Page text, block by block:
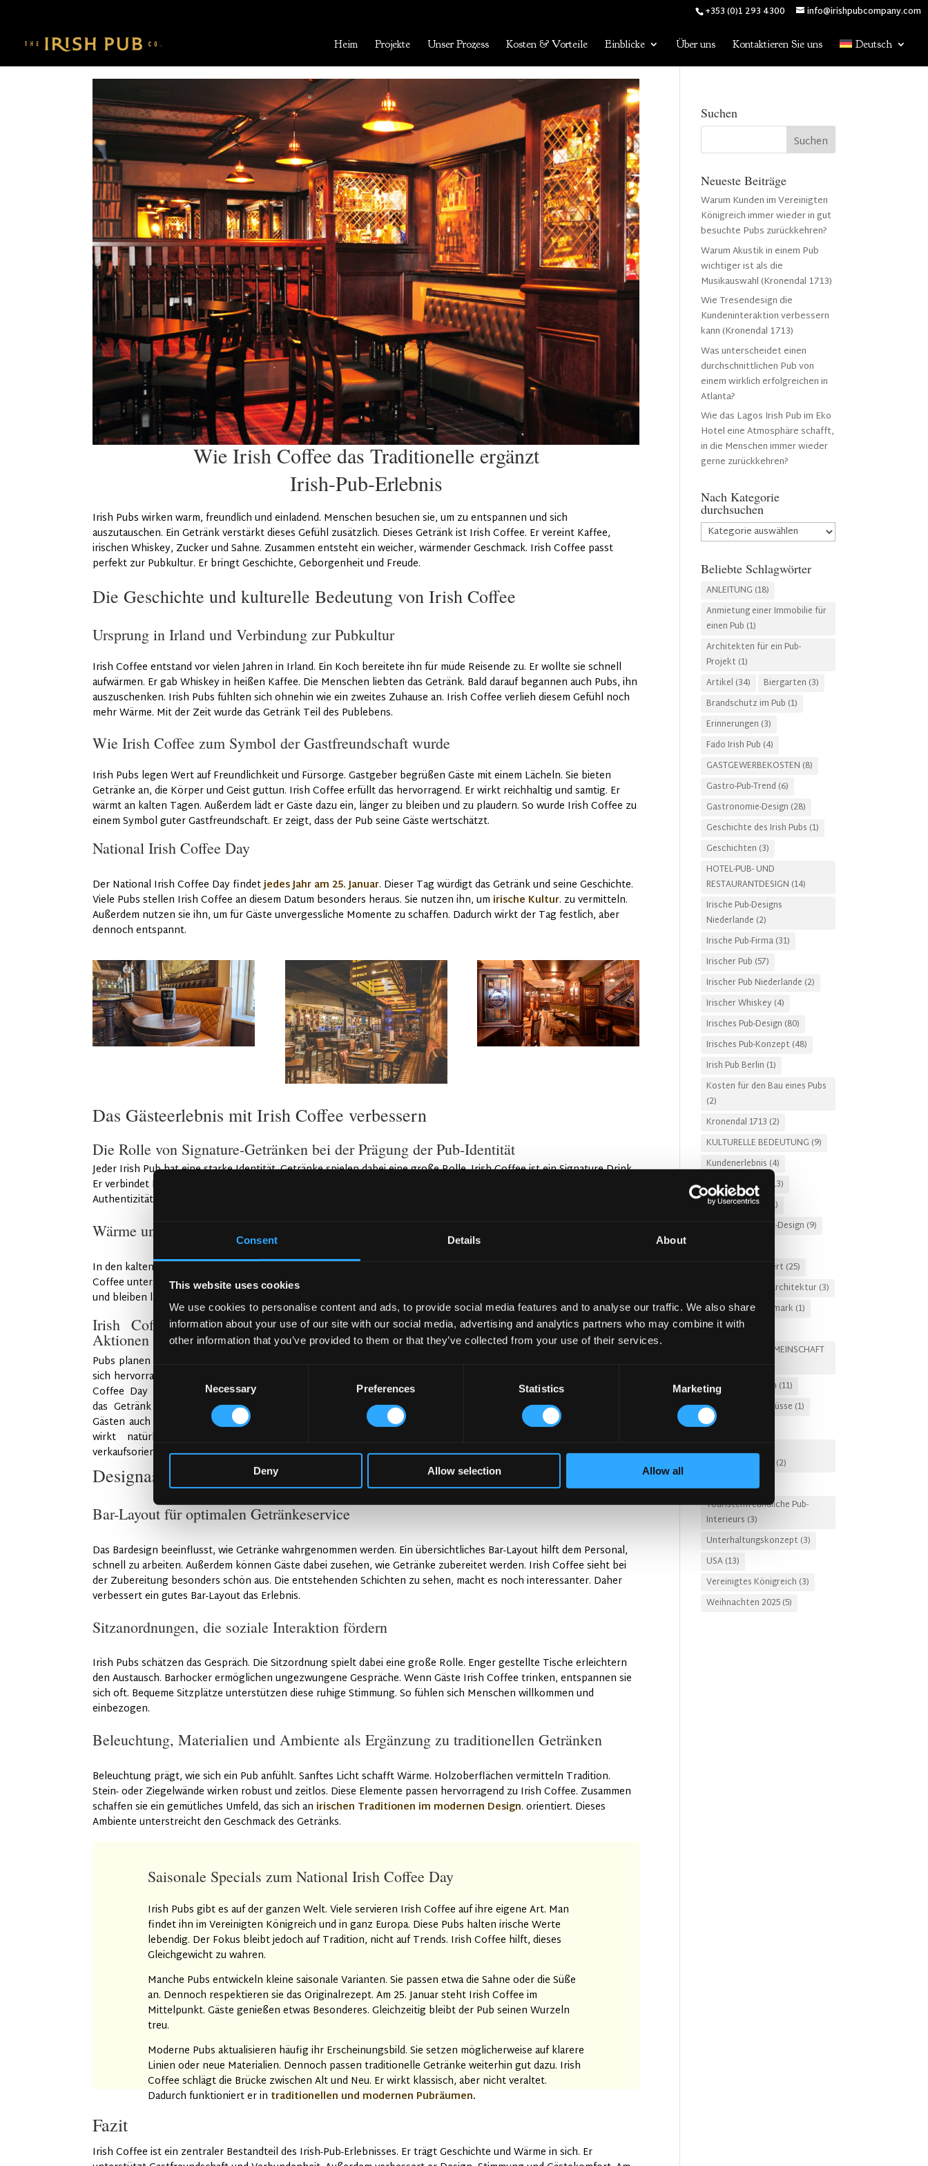
Consent Details About
This website uses cookies
We use cookies to personalise content and ads, to provide social media features and to analyse our traffic. We also share
information about your use of our site with our social media, advertising and analytics partners who may combine it with
other information that you’ve provided to them or that they’ve collected from your use of their services.
Consent
Necessary Preferences Statistics Marketing
Deny Allow selection Allow all
+353 (0)1 293 4300 info@irishpubcompany.com
Heim Projekte Unser Prozess Kosten & Vorteile Einblicke Über uns Kontaktieren Sie uns Deutsch
Wie Irish Coffee das Traditionelle ergänzt
Irish-Pub-Erlebnis
Irish Pubs wirken warm, freundlich und einladend. Menschen besuchen sie, um zu entspannen und sich
auszutauschen. Ein Getränk verstärkt dieses Gefühl zusätzlich. Dieses Getränk ist Irish Coffee. Er vereint Kaffee,
irischen Whiskey, Zucker und Sahne. Zusammen entsteht ein weicher, wärmender Geschmack. Irish Coffee passt
perfekt zur Pubkultur. Er bringt Geschichte, Geborgenheit und Freude.
Die Geschichte und kulturelle Bedeutung von Irish Coffee
Ursprung in Irland und Verbindung zur Pubkultur
Irish Coffee entstand vor vielen Jahren in Irland. Ein Koch bereitete ihn für müde Reisende zu. Er wollte sie schnell
aufwärmen. Er gab Whiskey in heißen Kaffee. Die Menschen liebten das Getränk. Bald darauf begannen auch Pubs, ihn
auszuschenken. Irish Pubs fühlten sich ohnehin wie ein zweites Zuhause an. Irish Coffee verlieh diesem Gefühl noch
mehr Wärme. Mit der Zeit wurde das Getränk Teil des Publebens.
Wie Irish Coffee zum Symbol der Gastfreundschaft wurde
Irish Pubs legen Wert auf Freundlichkeit und Fürsorge. Gastgeber begrüßen Gäste mit einem Lächeln. Sie bieten
Getränke an, die Körper und Geist guttun. Irish Coffee erfüllt das hervorragend. Er wirkt reichhaltig und samtig. Er
wärmt an kalten Tagen. Außerdem lädt er Gäste dazu ein, länger zu bleiben und zu plaudern. So wurde Irish Coffee zu
einem Symbol guter Gastfreundschaft. Er zeigt, dass der Pub seine Gäste wertschätzt.
National Irish Coffee Day
Der National Irish Coffee Day findetjedes Jahr am 25. Januar. Dieser Tag würdigt das Getränk und seine Geschichte.
Viele Pubs stellen Irish Coffee an diesem Datum besonders heraus. Sie nutzen ihn, um irische Kultur. zu vermitteln.
Außerdem nutzen sie ihn, um für Gäste unvergessliche Momente zu schaffen. Dadurch wirkt der Tag festlich, aber
dennoch entspannt.
Das Gästeerlebnis mit Irish Coffee verbessern
Die Rolle von Signature-Getränken bei der Prägung der Pub-Identität
Jeder Irish Pub hat eine starke Identität. Getränke spielen dabei eine große Rolle. Irish Coffee ist ein Signature-Drink.
Er verbindet Kaffeekultur mit irischer Tradition. Wenn Gäste ihn auf der Karte sehen, entsteht ein Gefühl von
Authentizität. Dadurch trägt das Getränk dazu bei, das Image des Pubs zu prägen.
Wärme und gesellige Atmosphäre in den kälteren Monaten schaffen
In den kalten Monaten suchen Menschen warme Orte. Irish Pubs bieten Wärme, Komfort und Gesellschaft. Irish
Coffee unterstützt diese Stimmung. Er wärmt Hände und Körper. Außerdem entschleunigt er. Gäste sprechen mehr
und bleiben länger. So wirkt der Pub selbst im Winter lebendig und gesellig.
Irish Coffee für Events und saisonale
Aktionen nutzen
Pubs planen häufig saisonale Ideen. Irish Coffee eignet
sich hervorragend für Winter-Events. Der National Irish
Coffee Day bietet einen klaren Anlass. Pubs können
das Getränk auf der Karte hervorheben. Sie können
Gästen auch seine Geschichte erzählen. Dieser Ansatz
wirkt natürlich. Er wirkt nicht aufgesetzt oder
verkaufsorientiert.
Designaspekte, die das Irish-Coffee-Erlebnis unterstützen
Bar-Layout für optimalen Getränkeservice
Das Bardesign beeinflusst, wie Getränke wahrgenommen werden. Ein übersichtliches Bar-Layout hilft dem Personal,
schnell zu arbeiten. Außerdem können Gäste dabei zusehen, wie Getränke zubereitet werden. Irish Coffee sieht bei
der Zubereitung besonders schön aus. Die entstehenden Schichten zu sehen, macht es noch interessanter. Daher
verbessert ein gutes Bar-Layout das Erlebnis.
Sitzanordnungen, die soziale Interaktion fördern
Irish Pubs schätzen das Gespräch. Die Sitzordnung spielt dabei eine große Rolle. Enger gestellte Tische erleichtern
den Austausch. Barhocker ermöglichen ungezwungene Gespräche. Wenn Gäste Irish Coffee trinken, entspannen sie
sich oft. Bequeme Sitzplätze unterstützen diese ruhige Stimmung. So fühlen sich Menschen willkommen und
einbezogen.
Beleuchtung, Materialien und Ambiente als Ergänzung zu traditionellen Getränken
Beleuchtung prägt, wie sich ein Pub anfühlt. Sanftes Licht schafft Wärme. Holzoberflächen vermitteln Tradition.
Stein- oder Ziegelwände wirken robust und zeitlos. Diese Elemente passen hervorragend zu Irish Coffee. Zusammen
schaffen sie ein gemütliches Umfeld, das sich an irischen Traditionen im modernen Design. orientiert. Dieses
Ambiente unterstreicht den Geschmack des Getränks.
Saisonale Specials zum National Irish Coffee Day
Irish Pubs gibt es auf der ganzen Welt. Viele servieren Irish Coffee auf ihre eigene Art. Man
findet ihn im Vereinigten Königreich und in ganz Europa. Diese Pubs halten irische Werte
lebendig. Der Fokus bleibt jedoch auf Tradition, nicht auf Trends. Irish Coffee hilft, dieses
Gleichgewicht zu wahren.
Manche Pubs entwickeln kleine saisonale Varianten. Sie passen etwa die Sahne oder die Süße
an. Dennoch respektieren sie das Originalrezept. Am 25. Januar steht Irish Coffee im
Mittelpunkt. Gäste genießen etwas Besonderes. Gleichzeitig bleibt der Pub seinen Wurzeln
treu.
Moderne Pubs aktualisieren häufig ihr Erscheinungsbild. Sie setzen möglicherweise auf klarere
Linien oder neue Materialien. Dennoch passen traditionelle Getränke weiterhin gut dazu. Irish
Coffee schlägt die Brücke zwischen Alt und Neu. Er wirkt klassisch, aber nicht veraltet.
Dadurch funktioniert er in traditionellen und modernen Pubräumen.
Fazit
Irish Coffee ist ein zentraler Bestandteil des Irish-Pub-Erlebnisses. Er trägt Geschichte und Wärme in sich. Er
Suchen
Neueste Beiträge
Warum Kunden im Vereinigten
Königreich immer wieder in gut
besuchte Pubs zurückkehren?
Warum Akustik in einem Pub
wichtiger ist als die
Musikauswahl (Kronendal 1713)
Wie Tresendesign die
Kundeninteraktion verbessern
kann (Kronendal 1713)
Was unterscheidet einen
durchschnittlichen Pub von
einem wirklich erfolgreichen in
Atlanta?
Wie das Lagos Irish Pub im Eko
Hotel eine Atmosphäre schafft,
in die Menschen immer wieder
gerne zurückkehren?
Nach Kategorie
durchsuchen
Nach
Kategorie
Beliebte Schlagwörter
ANLEITUNG (18)
Anmietung einer Immobilie für
einen Pub (1)
Architekten für ein Pub-
Projekt (1)
Artikel (34) Biergarten (3)
Brandschutz im Pub (1)
Erinnerungen (3)
Fado Irish Pub (4)
GASTGEWERBEKOSTEN (8)
Gastro-Pub-Trend (6)
Gastronomie-Design (28)
Geschichte des Irish Pubs (1)
Geschichten (3)
HOTEL-PUB- UND
RESTAURANTDESIGN (14)
Irische Pub-Designs
Niederlande (2)
Irische Pub-Firma(31)
Irischer Pub (57)
Irischer Pub Niederlande (2)
Irischer Whiskey (4)
Irisches Pub-Design (80)
Irisches Pub-Konzept (48)
Irish Pub Berlin (1)
Kosten für den Bau eines Pubs
(2)
Kronendal 1713 (2)
KULTURELLE BEDEUTUNG (9)
Kundenerlebnis (4)
McNally Design
(13)
moderner Pub
(11)
Nachhaltiges Pub-Design (9)
Nicht kategorisiert (25)
Nordische Innenarchitektur(3)
Pub-Design Dänemark (1)
Pub-Garten
PUBS FÜR DIE GEMEINSCHAFT
Restaurantdesign (11)
Restaurantzuschüsse (1)
Russland
(2)
Snug-Design(2)
Touristenfreundliche Pub-
Interieurs (3)
Unterhaltungskonzept (3)
USA(13)
Vereinigtes Königreich (3)
Weihnachten 2025(5)